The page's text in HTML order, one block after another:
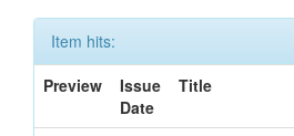
Item hits:
Preview
Issue
Date
Title